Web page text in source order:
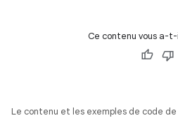
Ce contenu vous a-
Le contenu et les exemples de code